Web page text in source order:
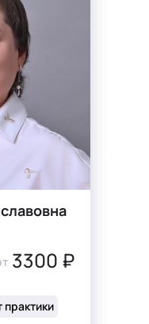
3300 ₽
практики